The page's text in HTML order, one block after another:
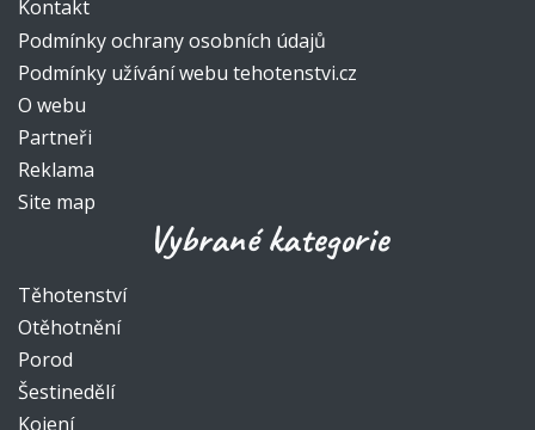
Kontakt
Podmínky ochrany osobních údajů
Podmínky užívání webu tehotenstvi.cz
O webu
Partneři
Reklama
Site map
Vybrané kategorie
Těhotenství
Otěhotnění
Porod
Šestinedělí
Kojení